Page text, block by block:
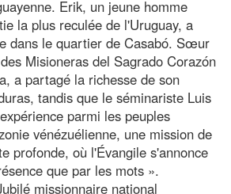
Erik, un jeune homme
la plus reculée de l'Uruguay, a
dans le quartier de Casabó. Sœur
Misioneras del Sagrado Corazón
a partagé la richesse de son
tandis que le séminariste Luis
parmi les peuples
vénézuélienne, une mission de
profonde, où l'Évangile s'annonce
que par les mots ».
missionnaire national